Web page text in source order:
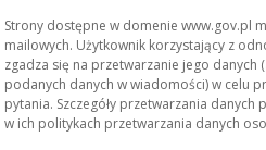
Strony dostępne w domenie www.gov.pl
mailowych. Użytkownik korzystający z
zgadza się na przetwarzanie jego
podanych danych w wiadomości) w celu
pytania. Szczegóły przetwarzania
w ich politykach przetwarzania danych